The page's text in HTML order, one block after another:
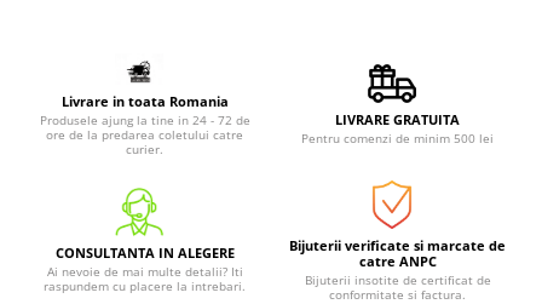
Livrare in toata Romania
Produsele ajung la tine in 24 - 72 de
ore de la predarea coletului catre
curier.
LIVRARE GRATUITA
Pentru comenzi de minim 500 lei
CONSULTANTA IN ALEGERE
Ai nevoie de mai multe detalii? Iti
raspundem cu placere la intrebari.
Bijuterii verificate si marcate de
catre ANPC
Bijuterii insotite de certificat de
conformitate si factura.